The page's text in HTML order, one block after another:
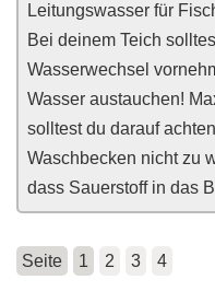
Leitungswasser für
Bei deinem Teich
Wasserwechsel
Wasser austauchen!
solltest du darauf
Waschbecken nicht zu
dass Sauerstoff in das
Seite 1 2 3 4